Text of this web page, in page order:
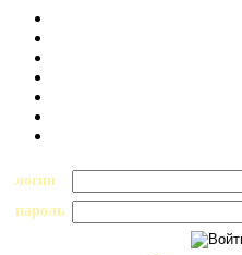
логин
пароль